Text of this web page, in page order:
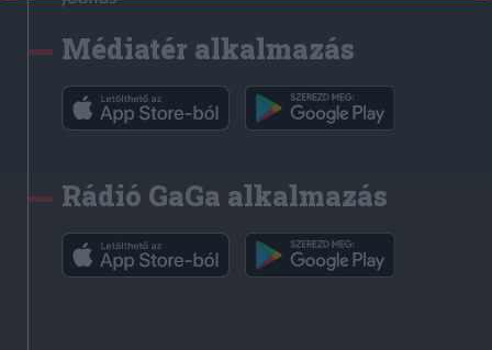
Médiatér alkalmazás
Rádió GaGa alkalmazás